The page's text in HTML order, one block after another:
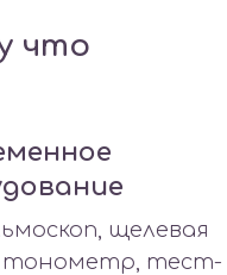
что
щелевая
тонометр, тест-